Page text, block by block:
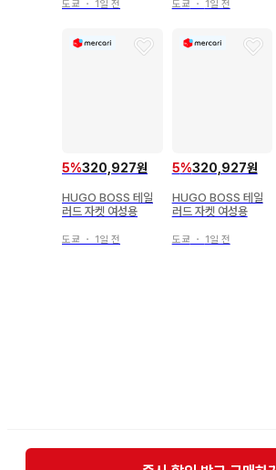
도쿄 ・ 1일 전 도쿄 ・ 1일 전
5%320,927원
HUGO BOSS 테일
러드 자켓 여성용
도쿄 ・ 1일 전
5%320,927원
HUGO BOSS 테일
러드 자켓 여성용
도쿄 ・ 1일 전